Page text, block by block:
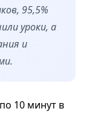
95,5%
уроки, а
и
10 минут в